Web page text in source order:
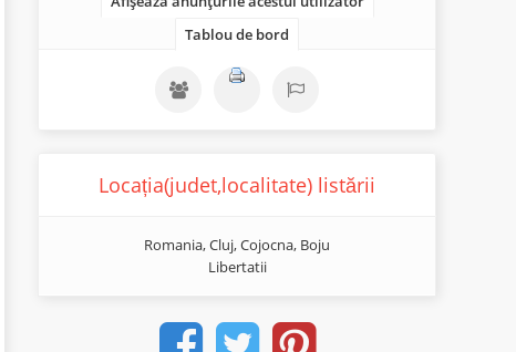
Tablou de bord
Locația(judet,localitate) listării
Romania, Cluj, Cojocna, Boju
Libertatii